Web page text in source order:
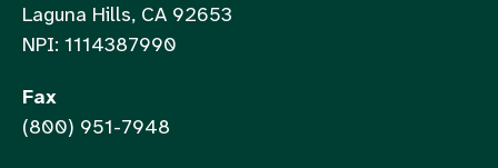
Laguna Hills, CA 92653
NPI: 1114387990
Fax
(800) 951-7948